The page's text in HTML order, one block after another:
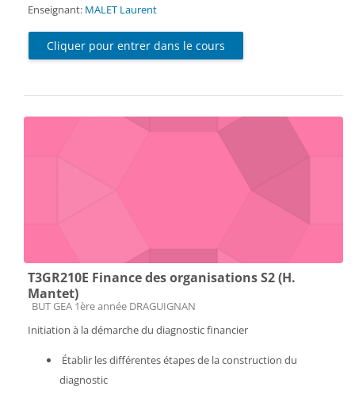
Enseignant: MALET Laurent
Cliquer pour entrer dans le cours
T3GR210E Finance des organisations S2 (H.
Mantet)
Catégorie de cours
BUT GEA 1ère année DRAGUIGNAN
Initiation à la démarche du diagnostic financier
Établir les différentes étapes de la construction du
diagnostic